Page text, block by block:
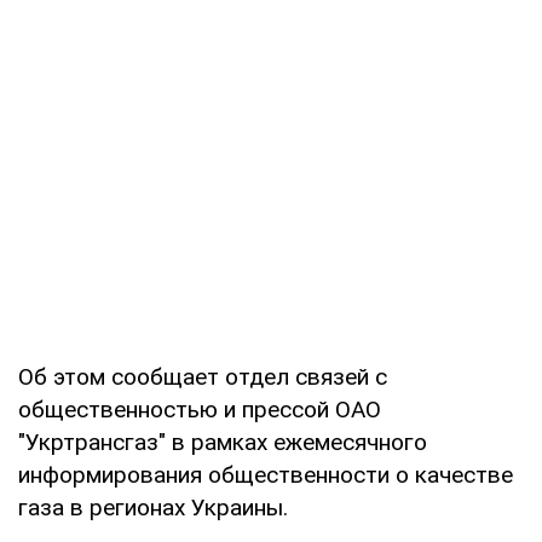
Об этом сообщает отдел связей с
общественностью и прессой ОАО
"Укртрансгаз" в рамках ежемесячного
информирования общественности о качестве
газа в регионах Украины.